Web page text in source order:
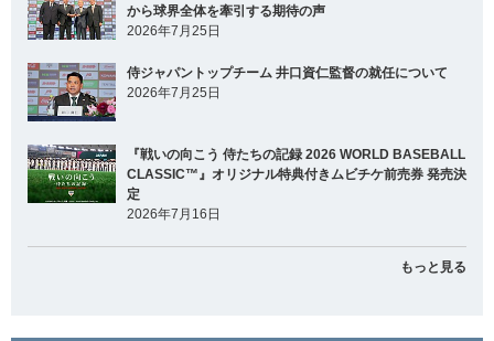
から球界全体を牽引する期待の声
2026年7月25日
侍ジャパントップチーム 井口資仁監督の就任について
2026年7月25日
『戦いの向こう 侍たちの記録 2026 WORLD BASEBALL
CLASSIC™』オリジナル特典付きムビチケ前売券 発売決
定
2026年7月16日
もっと見る